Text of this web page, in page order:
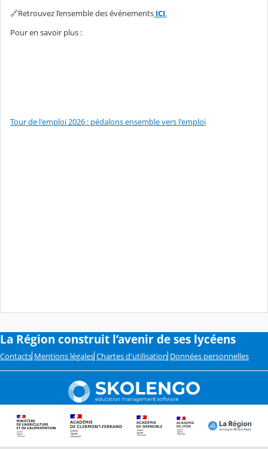
🔗Retrouvez l’ensemble des événements ICI.
Pour en savoir plus :
Tour de l'emploi 2026 : pédalons ensemble vers l'emploi
La Région construit l’avenir de ses lycéens
Contacts Mentions légales Chartes d'utilisation Données personnelles